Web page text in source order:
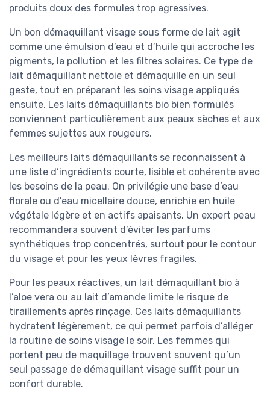
produits doux des formules trop agressives.
Un bon démaquillant visage sous forme de lait agit
comme une émulsion d’eau et d’huile qui accroche les
pigments, la pollution et les filtres solaires. Ce type de
lait démaquillant nettoie et démaquille en un seul
geste, tout en préparant les soins visage appliqués
ensuite. Les laits démaquillants bio bien formulés
conviennent particulièrement aux peaux sèches et aux
femmes sujettes aux rougeurs.
Les meilleurs laits démaquillants se reconnaissent à
une liste d’ingrédients courte, lisible et cohérente avec
les besoins de la peau. On privilégie une base d’eau
florale ou d’eau micellaire douce, enrichie en huile
végétale légère et en actifs apaisants. Un expert peau
recommandera souvent d’éviter les parfums
synthétiques trop concentrés, surtout pour le contour
du visage et pour les yeux lèvres fragiles.
Pour les peaux réactives, un lait démaquillant bio à
l’aloe vera ou au lait d’amande limite le risque de
tiraillements après rinçage. Ces laits démaquillants
hydratent légèrement, ce qui permet parfois d’alléger
la routine de soins visage le soir. Les femmes qui
portent peu de maquillage trouvent souvent qu’un
seul passage de démaquillant visage suffit pour un
confort durable.